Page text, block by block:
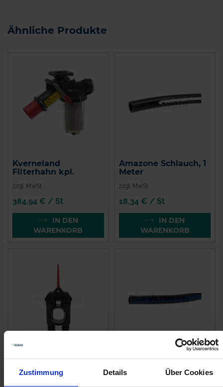
Zustimmung Details Über Cookies
Ähnliche Produkte
Kverneland
Filterhahn kpl.
zzgl. MwSt.
384,94 € / St
IN DEN
WARENKORB
Amazone Schlauch, 1
Meter
zzgl. MwSt.
18,34 € / St
IN DEN
WARENKORB
Amazone
Alternativhahn
7206300
GRANIT
Spritzenschlauch
Innen-Ø 8 mm